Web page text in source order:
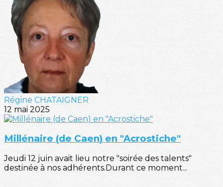
Régine CHATAIGNER
12 mai 2025
Millénaire (de Caen) en "Acrostiche"
Jeudi 12 juin avait lieu notre "soirée des talents"
destinée à nos adhérents.Durant ce moment...